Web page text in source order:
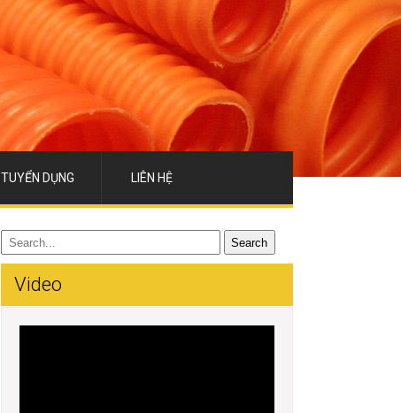
TUYỂN DỤNG LIÊN HỆ
Video